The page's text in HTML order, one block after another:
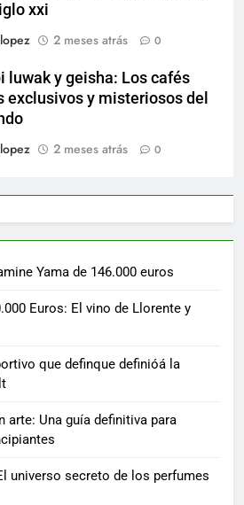
xxi
2 meses atrás 0
luwak y geisha: Los cafés
exclusivos y misteriosos del
2 meses atrás 0
Yama de 146.000 euros
Euros: El vino de Llorente y
que definque definióá la
arte: Una guía definitiva para
universo secreto de los perfumes